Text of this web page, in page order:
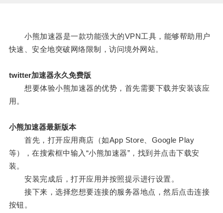
小熊加速器是一款功能强大的VPN工具，能够帮助用户
快速、安全地突破网络限制，访问境外网站。
twitter加速器永久免费版
想要体验小熊加速器的优势，首先需要下载并安装该应
用。
小熊加速器最新版本
首先，打开应用商店（如App Store、Google Play
等），在搜索框中输入“小熊加速器”，找到并点击下载安
装。
安装完成后，打开应用并按照提示进行设置。
接下来，选择您想要连接的服务器地点，然后点击连接
按钮。